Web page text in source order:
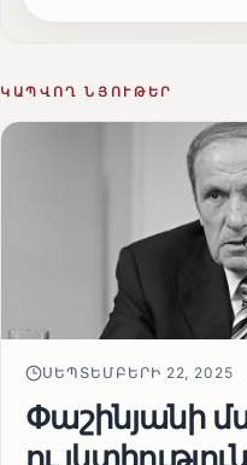
ԿԱՊՎՈՂ ՆՅՈՒԹԵՐ
ՍԵՊՏԵՄԲԵՐԻ 22, 2025
Փաշինյանի
ու